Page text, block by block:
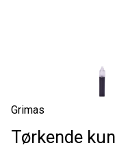
Grimas
Tørkende